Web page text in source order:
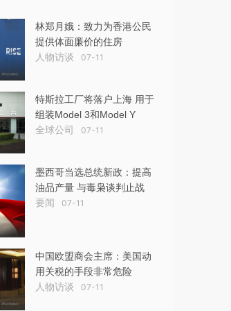
林郑月娥：致力为香港公民
提供体面廉价的住房
人物访谈 07-11
特斯拉工厂将落户上海 用于
组装Model 3和Model Y
全球公司 07-11
墨西哥当选总统新政：提高
油品产量 与毒枭谈判止战
要闻 07-11
中国欧盟商会主席：美国动
用关税的手段非常危险
人物访谈 07-11